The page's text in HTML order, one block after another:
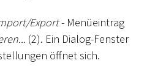
Export- Menüeintrag
(2). Ein Dialog-Fenster
öffnet sich.